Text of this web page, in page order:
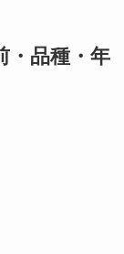
・品種・年